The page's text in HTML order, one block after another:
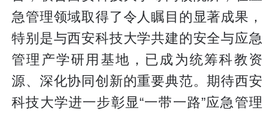
急管理领域取得了令人瞩目的显著成果，
特别是与西安科技大学共建的安全与应急
管理产学研用基地，已成为统筹科教资
源、深化协同创新的重要典范。期待西安
科技大学进一步彰显“一带一路”应急管理